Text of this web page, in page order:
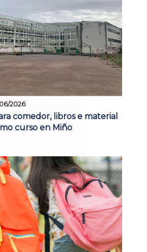
2026
comedor, libros e material
curso en Miño